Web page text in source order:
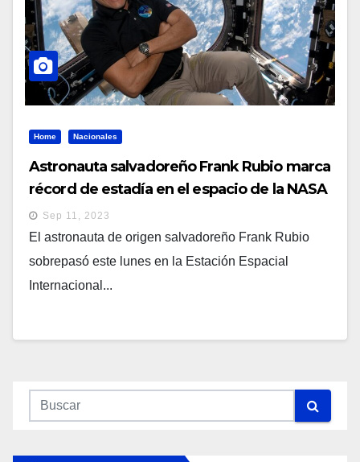
Home Nacionales
Astronauta salvadoreño Frank Rubio marca
récord de estadía en el espacio de la NASA
Sep 11, 2023
El astronauta de origen salvadoreño Frank Rubio
sobrepasó este lunes en la Estación Espacial
Internacional...